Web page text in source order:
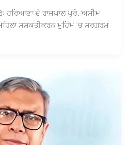
ਹਰਿਆਣਾ ਦੇ ਰਾਜਪਾਲ ਪ੍ਰੋ. ਅਸੀਮ
ਸਸ਼ਕਤੀਕਰਨ ਮੁਹਿੰਮ ‘ਚ ਸਰਗਰਮ